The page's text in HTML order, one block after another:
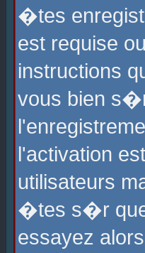
�tes
est requise
instructions
vous bien
l'activation
utilisateurs
�tes s�r que
essayez